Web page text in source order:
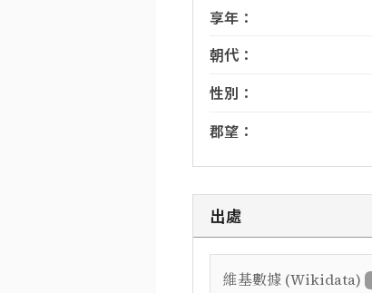
享年：
朝代：
性別：
郡望：
出處
維基數據 (Wikidata)